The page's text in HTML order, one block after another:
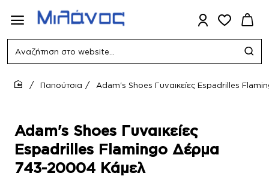
Αναζήτηση
website...
Adam's Shoes Γυναικείες
Espadrilles Flamingo Δέρμα
743-20004 Κάμελ
Παπούτσια Adam's Shoes Γυναικείες Espadrilles